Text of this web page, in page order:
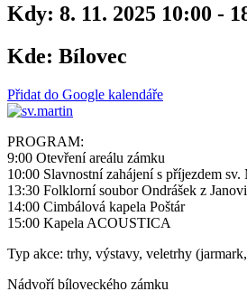
Kdy: 8. 11. 2025 10:00 -
Kde: Bílovec
Přidat do Google kalendáře
PROGRAM:
9:00 Otevření areálu zámku
10:00 Slavnostní zahájení s příjezdem
13:30 Folklorní soubor Ondrášek z
14:00 Cimbálová kapela Poštár
15:00 Kapela ACOUSTICA
Typ akce: trhy, výstavy, veletrhy
Nádvoří bíloveckého zámku